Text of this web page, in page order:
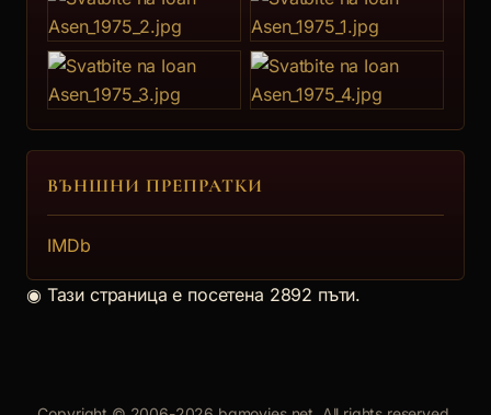
Ана
7.
Анета Сотирова
Анета Димитрова Сотирова е родена на
8.
ВЪНШНИ ПРЕПРАТКИ
IMDb
◉ Тази страница е посетена 2892 пъти.